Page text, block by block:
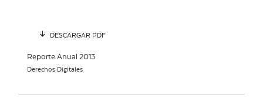
DESCARGAR PDF
Reporte Anual 2013
Derechos Digitales